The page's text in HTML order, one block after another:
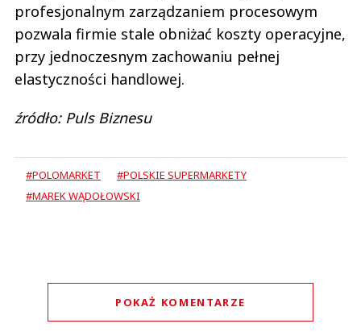
profesjonalnym zarządzaniem procesowym
pozwala firmie stale obniżać koszty operacyjne,
przy jednoczesnym zachowaniu pełnej
elastyczności handlowej.
źródło: Puls Biznesu
#POLOMARKET
#POLSKIE SUPERMARKETY
#MAREK WĄDOŁOWSKI
POKAŻ KOMENTARZE